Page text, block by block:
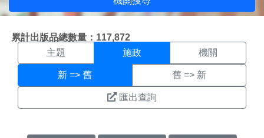
累計出版品總數量：117,872
施政搜尋結果頁面
主題 施政 機關
新 => 舊 舊 => 新
匯出查詢